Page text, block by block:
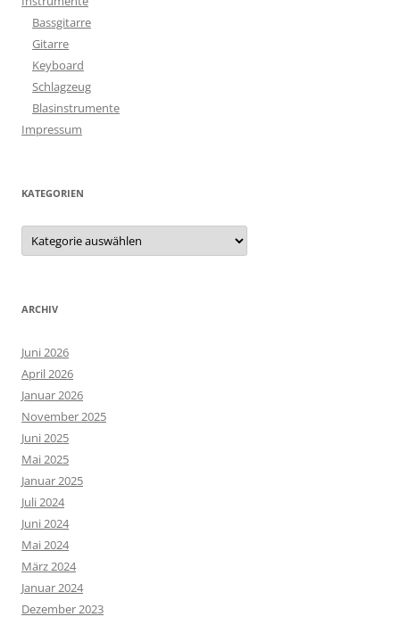
Bassgitarre
Gitarre
Keyboard
Schlagzeug
Blasinstrumente
Impressum
KATEGORIEN
Kategorien
ARCHIV
Juni 2026
April 2026
Januar 2026
November 2025
Juni 2025
Mai 2025
Januar 2025
Juli 2024
Juni 2024
Mai 2024
März 2024
Januar 2024
Dezember 2023